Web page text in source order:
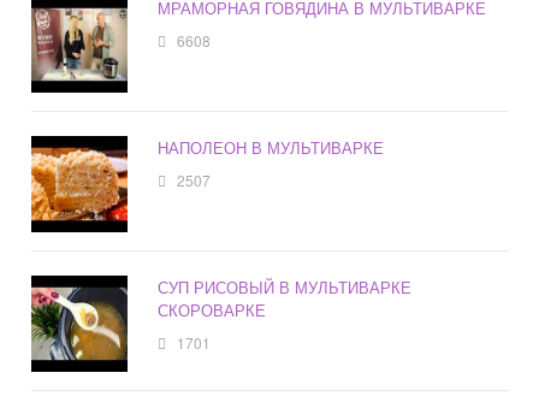
МРАМОРНАЯ ГОВЯДИНА В МУЛЬТИВАРКЕ
6608
НАПОЛЕОН В МУЛЬТИВАРКЕ
2507
СУП РИСОВЫЙ В МУЛЬТИВАРКЕ
СКОРОВАРКЕ
1701